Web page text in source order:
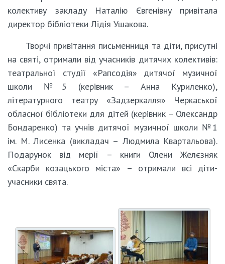
колективу закладу Наталію Євгенівну привітала
директор бібліотеки Лідія Ушакова.
Творчі привітання письменниця та діти, присутні
на святі, отримали від учасників дитячих колективів:
театральної студії «Рапсодія» дитячої музичної
школи №5 (керівник – Анна Куриленко),
літературного театру «Задзеркалля» Черкаської
обласної бібліотеки для дітей (керівник – Олександр
Бондаренко) та учнів дитячої музичної школи №1
ім. М. Лисенка (викладач – Людмила Квартальова).
Подарунок від мерії – книги Олени Желєзняк
«Скарби козацького міста» – отримали всі діти-
учасники свята.